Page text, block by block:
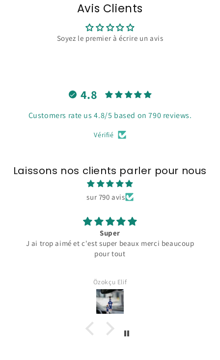
Avis Clients
Soyez le premier à écrire un avis
4.8
Customers rate us 4.8/5 based on 790 reviews.
Vérifié
Laissons nos clients parler pour nous
sur 790 avis
Super
J ai trop aimé et c'est super beaux merci beaucoup
pour tout
Özokçu Elif